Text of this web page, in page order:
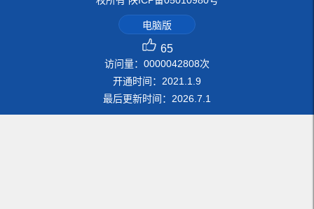
电脑版
65
访问量： 0000042808次
开通时间： 2021 1 9
最后更新时间： 2026 7 1